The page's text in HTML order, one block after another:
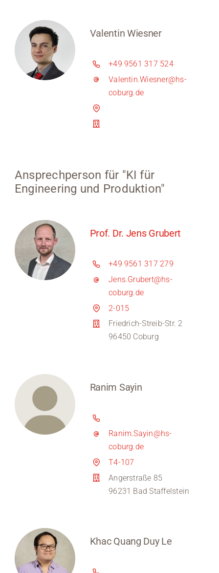
Valentin Wiesner
+49 9561 317 524
Valentin.Wiesner@hs-
coburg.de
Ansprechperson für "KI für
Engineering und Produktion"
Prof. Dr. Jens Grubert
+49 9561 317 279
Jens.Grubert@hs-
coburg.de
2-015
Friedrich-Streib-Str. 2
96450 Coburg
Ranim Sayin
Ranim.Sayin@hs-
coburg.de
T4-107
Angerstraße 85
96231 Bad Staffelstein
Khac Quang Duy Le